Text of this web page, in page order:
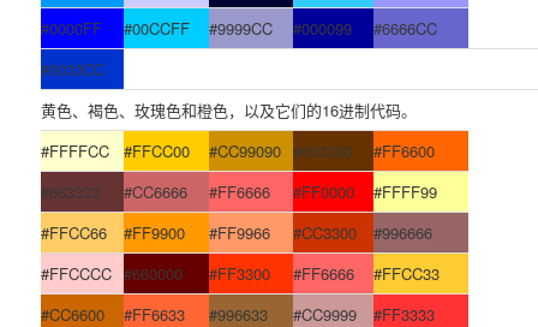
#0000FF
#00CCFF #9999CC #000099
#6666CC
#0033CC
黄色、褐色、玫瑰色和橙色，以及它们的16进制代码。
#FFFFCC
#FFCC00 #CC99090 #663300
#FF6600
#663333
#CC6666 #FF6666 #FF0000
#FFFF99
#FFCC66
#FF9900 #FF9966 #CC3300
#996666
#FFCCCC #660000 #FF3300 #FF6666
#FFCC33
#CC6600
#FF6633 #996633 #CC9999
#FF3333